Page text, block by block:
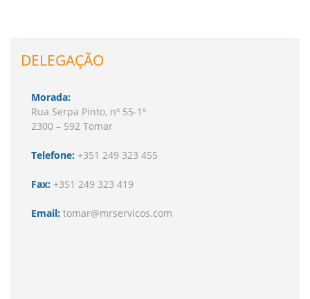
DELEGAÇÃO
Morada:
Rua Serpa Pinto, nº 55-1º
2300 – 592 Tomar
Telefone: +351 249 323 455
Fax: +351 249 323 419
Email: tomar@mrservicos.com